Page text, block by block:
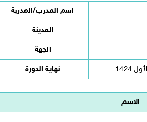
اسم المدرب/المدربة
المدينة
الجهة
نهاية الدورة
الاسم